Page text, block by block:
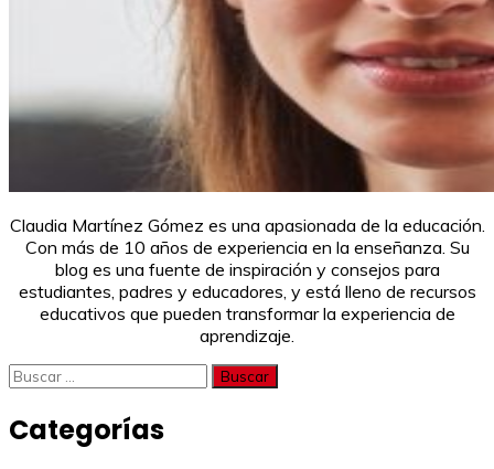
Claudia Martínez Gómez es una apasionada de la educación.
Con más de 10 años de experiencia en la enseñanza. Su
blog es una fuente de inspiración y consejos para
estudiantes, padres y educadores, y está lleno de recursos
educativos que pueden transformar la experiencia de
aprendizaje.
Buscar:
Categorías